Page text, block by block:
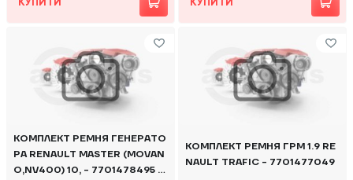
КОМПЛЕКТ РЕМНЯ ГЕНЕРАТО
РА RENAULT MASTER (MOVAN
O,NV400) 10, - 7701478495 O
КОМПЛЕКТ РЕМНЯ ГРМ 1.9 RE
NAULT TRAFIC - 7701477049